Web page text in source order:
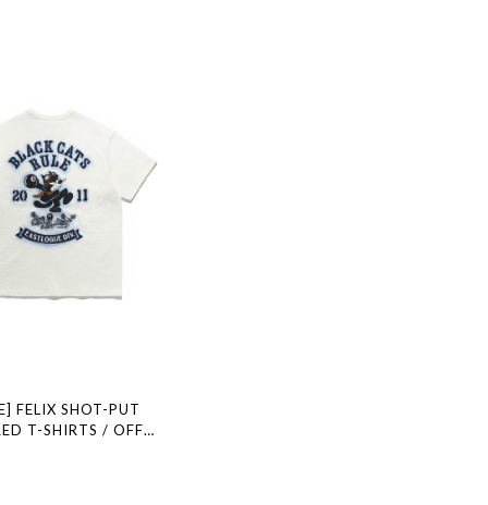
FELIX SHOT-PUT
T-SHIRTS / OFF
代行 通販 イーストローグ